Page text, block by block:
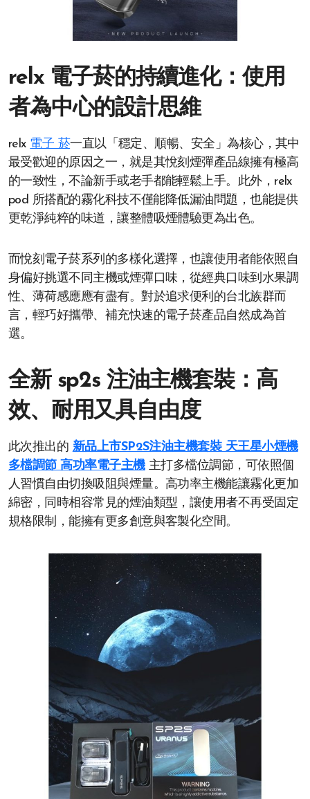
relx 電子菸的持續進化：使用
者為中心的設計思維
relx 電子 菸一直以「穩定、順暢、安全」為核心，其中
最受歡迎的原因之一，就是其悅刻煙彈產品線擁有極高
的一致性，不論新手或老手都能輕鬆上手。此外，relx
pod 所搭配的霧化科技不僅能降低漏油問題，也能提供
更乾淨純粹的味道，讓整體吸煙體驗更為出色。
而悅刻電子菸系列的多樣化選擇，也讓使用者能依照自
身偏好挑選不同主機或煙彈口味，從經典口味到水果調
性、薄荷感應應有盡有。對於追求便利的台北族群而
言，輕巧好攜帶、補充快速的電子菸產品自然成為首
選。
全新 sp2s 注油主機套裝：高
效、耐用又具自由度
此次推出的 新品上市SP2S注油主機套裝 天王星小煙機
多檔調節 高功率電子主機主打多檔位調節，可依照個
人習慣自由切換吸阻與煙量。高功率主機能讓霧化更加
綿密，同時相容常見的煙油類型，讓使用者不再受固定
規格限制，能擁有更多創意與客製化空間。